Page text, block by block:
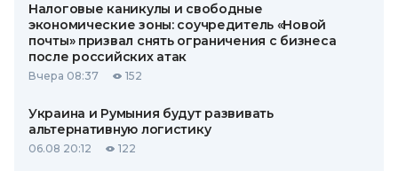
Налоговые каникулы и свободные
экономические зоны: соучредитель «Новой
почты» призвал снять ограничения с бизнеса
после российских атак
Вчера 08:37 152
Украина и Румыния будут развивать
альтернативную логистику
06.08 20:12 122